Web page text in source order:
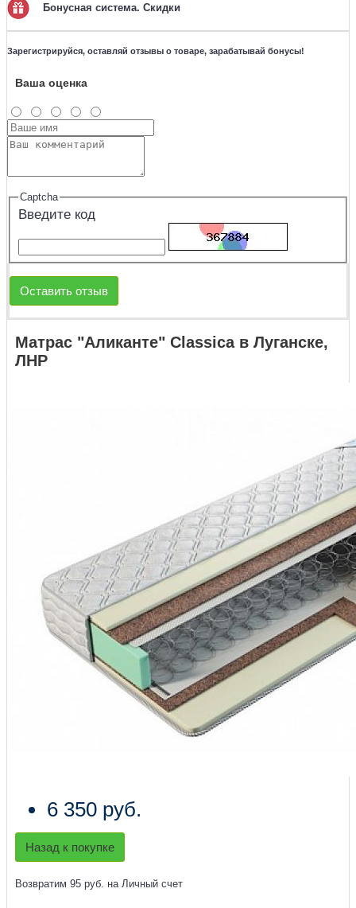
Бонусная система. Скидки
Зарегистрируйся, оставляй отзывы о товаре, зарабатывай бонусы!
Ваша оценка
Captcha
Введите код
Оставить отзыв
Матрас "Аликанте" Classica в Луганске,
ЛНР
6 350 руб.
Назад к покупке
Возвратим 95 руб. на Личный счет